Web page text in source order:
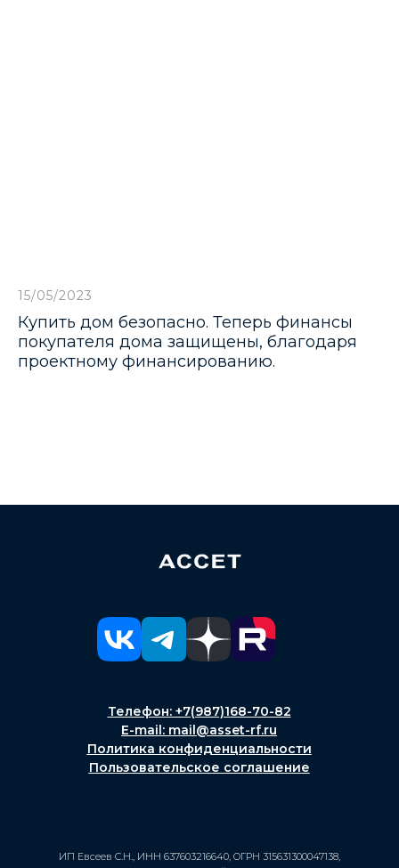
15/05/2023
Купить дом безопасно. Теперь финансы
покупателя дома защищены, благодаря
проектному финансированию.
Телефон: +7(987)168-70-82
E-mail: mail@asset-rf.ru
Политика конфиденциальности
Пользовательское соглашение
ИП Евсеев С.Н., ИНН 637603216640, ОГРН 315631300047138,